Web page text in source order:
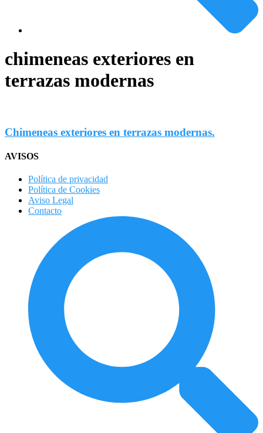
chimeneas exteriores en
terrazas modernas
Chimeneas exteriores en terrazas modernas.
AVISOS
Política de privacidad
Política de Cookies
Aviso Legal
Contacto